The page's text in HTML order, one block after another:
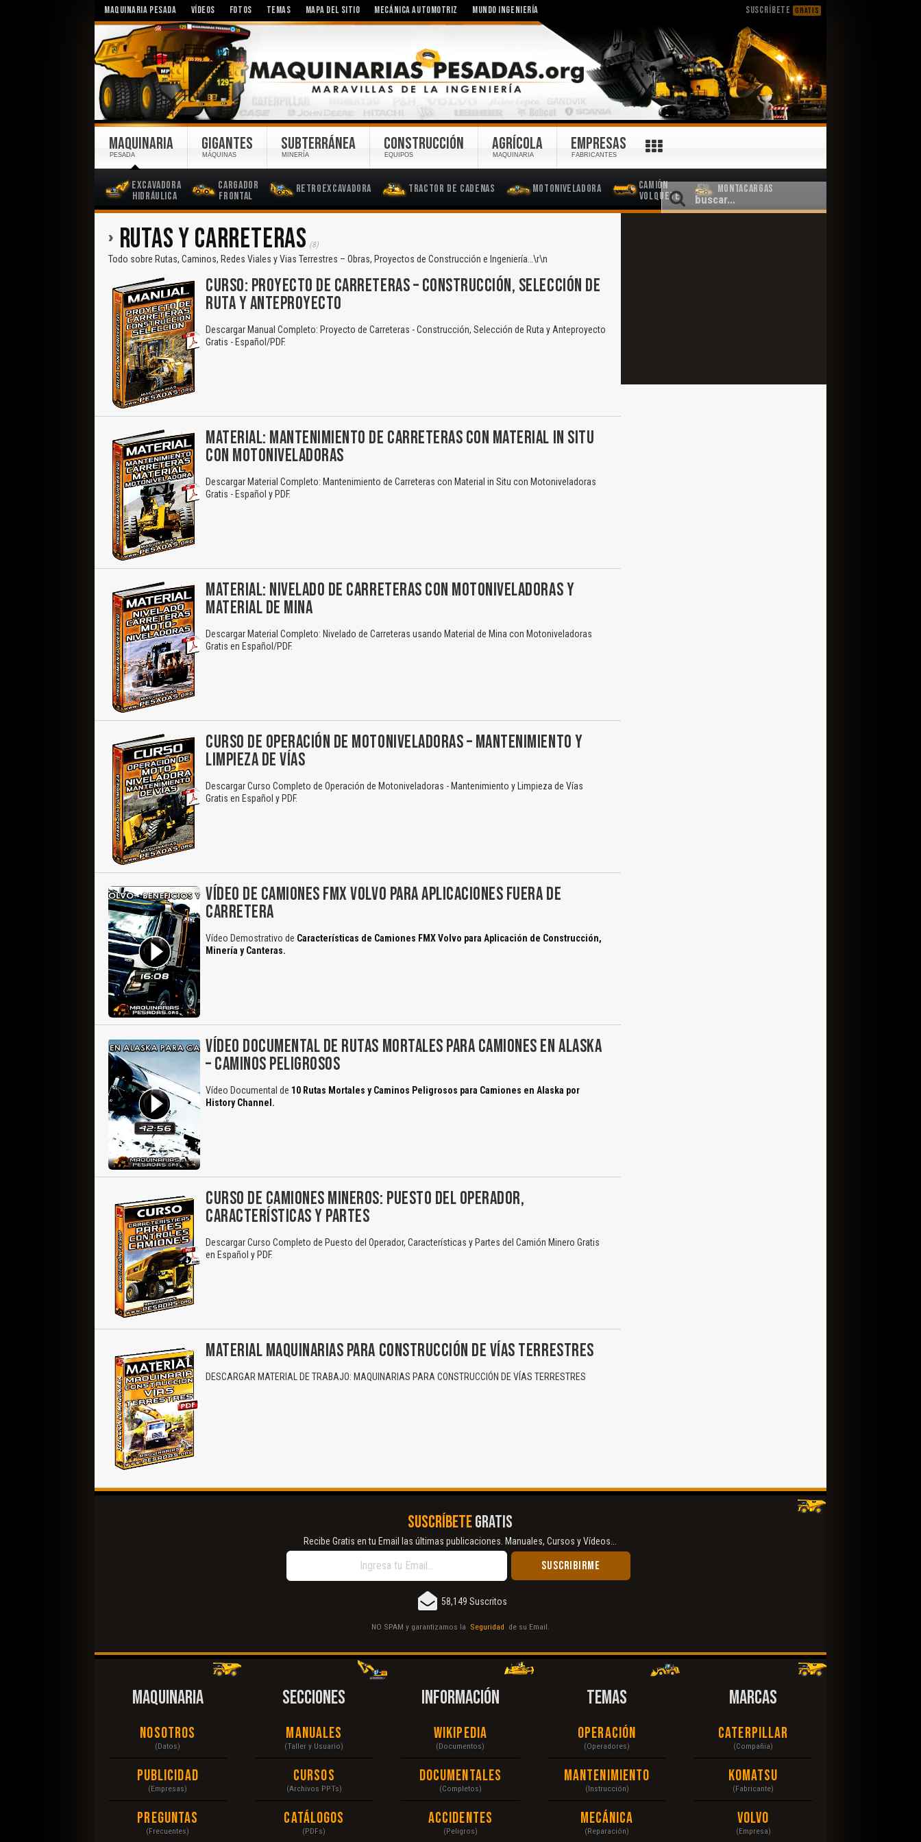
MAQUINARIA PESADA VÍDEOS FOTOS TEMAS MAPA DEL SITIO MECÁNICA AUTOMOTRIZ MUNDO INGENIERÍA SUSCRÍBETE GRATIS
MAQUINARIA
PESADA
Excavadora
Hidráulica
Cargador
Frontal
Retroexcavadora Tractor de Cadenas Motoniveladora
Camión
Volquete
Montacargas
GIGANTES
MÁQUINAS
SUBTERRÁNEA
MINERÍA
CONSTRUCCIÓN
EQUIPOS
AGRÍCOLA
MAQUINARIA
EMPRESAS
FABRICANTES
RUTAS Y CARRETERAS (8)
Todo sobre Rutas, Caminos, Redes Viales y Vias Terrestres – Obras, Proyectos de Construcción e Ingeniería…\r\n
CURSO: PROYECTO DE CARRETERAS – CONSTRUCCIÓN, SELECCIÓN DE
RUTA Y ANTEPROYECTO
Descargar Manual Completo: Proyecto de Carreteras - Construcción, Selección de Ruta y Anteproyecto
Gratis - Español/PDF.
MATERIAL: MANTENIMIENTO DE CARRETERAS CON MATERIAL IN SITU
CON MOTONIVELADORAS
Descargar Material Completo: Mantenimiento de Carreteras con Material in Situ con Motoniveladoras
Gratis - Español y PDF.
MATERIAL: NIVELADO DE CARRETERAS CON MOTONIVELADORAS Y
MATERIAL DE MINA
Descargar Material Completo: Nivelado de Carreteras usando Material de Mina con Motoniveladoras
Gratis en Español/PDF.
CURSO DE OPERACIÓN DE MOTONIVELADORAS – MANTENIMIENTO Y
LIMPIEZA DE VÍAS
Descargar Curso Completo de Operación de Motoniveladoras - Mantenimiento y Limpieza de Vías
Gratis en Español y PDF.
VÍDEO DE CAMIONES FMX VOLVO PARA APLICACIONES FUERA DE
CARRETERA
Vídeo Demostrativo de Características de Camiones FMX Volvo para Aplicación de Construcción,
Minería y Canteras.
VÍDEO DOCUMENTAL DE RUTAS MORTALES PARA CAMIONES EN ALASKA
– CAMINOS PELIGROSOS
Vídeo Documental de 10 Rutas Mortales y Caminos Peligrosos para Camiones en Alaska por
History Channel.
CURSO DE CAMIONES MINEROS: PUESTO DEL OPERADOR,
CARACTERÍSTICAS Y PARTES
Descargar Curso Completo de Puesto del Operador, Características y Partes del Camión Minero Gratis
en Español y PDF.
MATERIAL MAQUINARIAS PARA CONSTRUCCIÓN DE VÍAS TERRESTRES
DESCARGAR MATERIAL DE TRABAJO: MAQUINARIAS PARA CONSTRUCCIÓN DE VÍAS TERRESTRES
SUSCRÍBETEGRATIS
Recibe Gratis en tu Email las últimas publicaciones. Manuales, Cursos y Vídeos...
58,149 Suscritos
NO SPAM y garantizamos la Seguridad de su Email.
MAQUINARIA
Nosotros
(Datos)
Publicidad
(Empresas)
Preguntas
(Frecuentes)
SECCIONES
Manuales
(Taller y Usuario)
Cursos
(Archivos PPTs)
Catálogos
(PDFs)
INFORMACIÓN
Wikipedia
(Documentos)
Documentales
(Completos)
Accidentes
(Peligros)
TEMAS
Operación
(Operadores)
Mantenimiento
(Instrucción)
Mecánica
(Reparación)
MARCAS
Caterpillar
(Compañia)
Komatsu
(Fabricante)
Volvo
(Empresa)
No carga o no se visualiza el contenido.